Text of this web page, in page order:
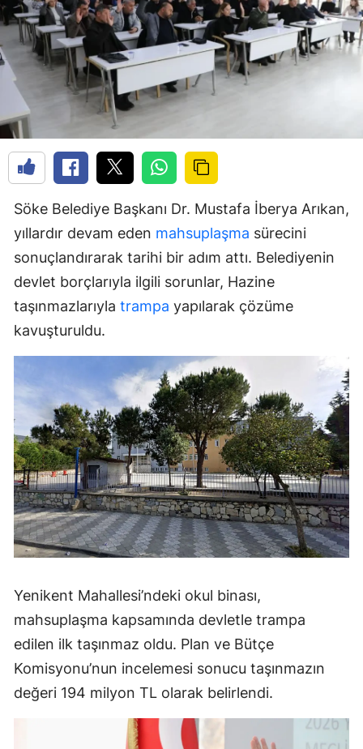
Söke Belediye Başkanı Dr. Mustafa İberya Arıkan,
yıllardır devam eden mahsuplaşma sürecini
sonuçlandırarak tarihi bir adım attı. Belediyenin
devlet borçlarıyla ilgili sorunlar, Hazine
taşınmazlarıyla trampa yapılarak çözüme
kavuşturuldu.
Yenikent Mahallesi’ndeki okul binası,
mahsuplaşma kapsamında devletle trampa
edilen ilk taşınmaz oldu. Plan ve Bütçe
Komisyonu’nun incelemesi sonucu taşınmazın
değeri 194 milyon TL olarak belirlendi.